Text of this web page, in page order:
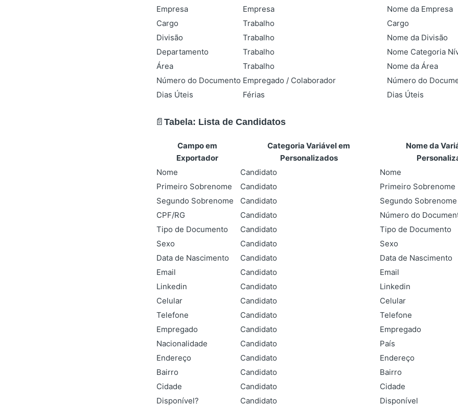
Empresa
Empresa
Nome da Empresa
Cargo
Trabalho
Cargo
Divisão
Trabalho
Nome da Divisão
Departamento
Trabalho
Nome Categoria
Área
Trabalho
Nome da Área
Número do Documento Empregado / Colaborador
Número do
Dias Úteis
Férias Dias Úteis
📄 Tabela: Lista de Candidatos
Campo em
Exportador
Categoria Variável em
Personalizados
Nome da
Nome
Candidato
Nome
Primeiro Sobrenome
Candidato
Primeiro Sobrenome
Segundo Sobrenome
Candidato
Segundo Sobrenome
CPF/RG
Candidato
Número do
Tipo de Documento
Candidato
Tipo de Documento
Sexo
Candidato
Sexo
Data de Nascimento
Candidato
Data de Nascimento
Email
Candidato
Email
Linkedin
Candidato
Linkedin
Celular
Candidato
Celular
Telefone
Candidato
Telefone
Empregado
Candidato
Empregado
Nacionalidade
Candidato
País
Endereço
Candidato
Endereço
Bairro
Candidato
Bairro
Cidade
Candidato
Cidade
Disponível?
Candidato
Disponível